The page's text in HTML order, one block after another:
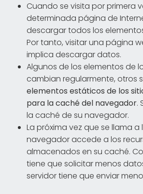
Cuando se visita por primera
determinada página de
descargar todos los
Por tanto, visitar una página
implica descargar datos.
Algunos de los elementos de
cambian regularmente, otros
elementos estáticos de los
para la caché del navegador.
la caché de su navegador.
La próxima vez que se llama a
navegador accede a los
almacenados en su caché.
tiene que solicitar menos
servidor tiene que enviar